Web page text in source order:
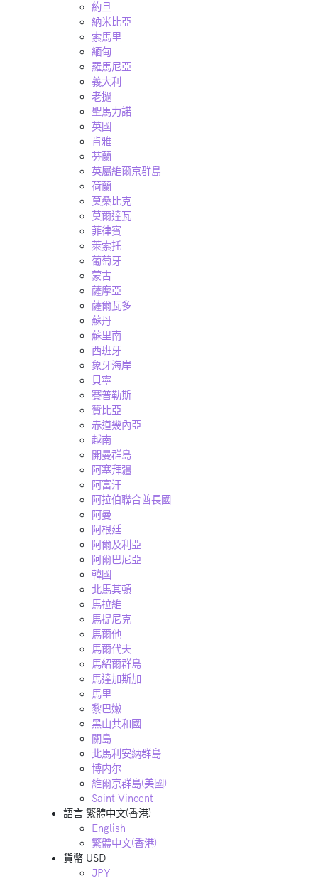
約旦
納米比亞
索馬里
緬甸
羅馬尼亞
義大利
老撾
聖馬力諾
英國
肯雅
芬蘭
英屬維爾京群島
荷蘭
莫桑比克
莫爾達瓦
菲律賓
萊索托
葡萄牙
蒙古
薩摩亞
薩爾瓦多
蘇丹
蘇里南
西班牙
象牙海岸
貝寧
賽普勒斯
贊比亞
赤道幾內亞
越南
開曼群島
阿塞拜疆
阿富汗
阿拉伯聯合酋長國
阿曼
阿根廷
阿爾及利亞
阿爾巴尼亞
韓國
北馬其頓
馬拉維
馬提尼克
馬爾他
馬爾代夫
馬紹爾群島
馬達加斯加
馬里
黎巴嫩
黑山共和國
關島
北馬利安納群島
博内尔
維爾京群島(美國)
Saint Vincent
語言 繁體中文(香港)
English
繁體中文(香港)
貨幣 USD
JPY